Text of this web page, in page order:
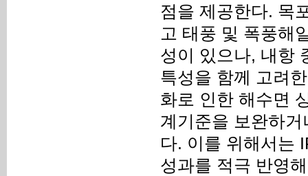
점을 제공한다. 목
고 태풍 및 폭풍해
성이 있으나, 내항
특성을 함께 고려
화로 인한 해수면
계기준을 보완하
다. 이를 위해서는
성과를 적극 반영